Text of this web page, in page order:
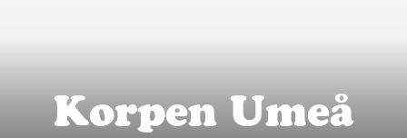
Korpen Umeå